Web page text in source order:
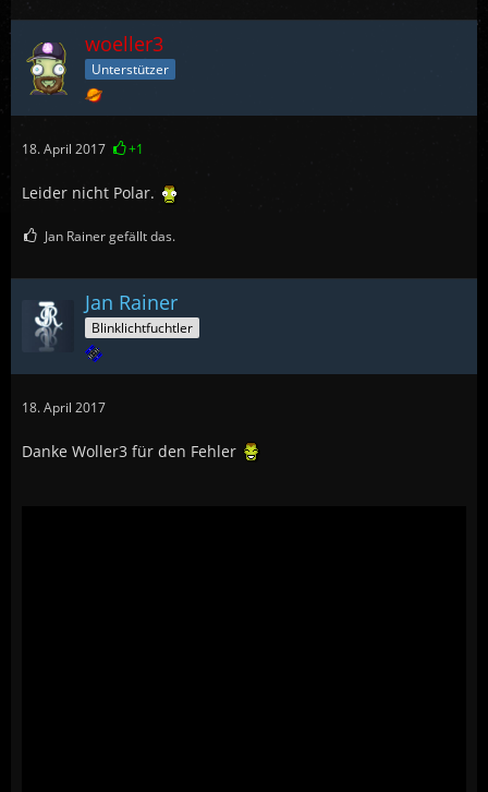
woeller3
Unterstützer
18. April 2017 +1
Leider nicht Polar.
Jan Rainer gefällt das.
Jan Rainer
Blinklichtfuchtler
18. April 2017
Danke Woller3 für den Fehler